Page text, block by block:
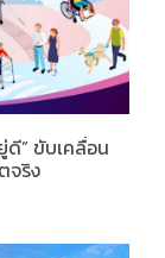
ดี” ขับเคลื่อน
จริง